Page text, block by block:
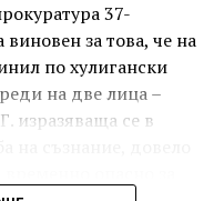
37-
за това, че на
по хулигански
на две лица –
изразяваща се в